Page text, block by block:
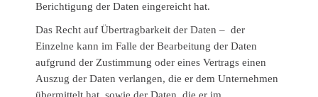
Berichtigung der Daten eingereicht hat.
Das Recht auf Übertragbarkeit der Daten – der
Einzelne kann im Falle der Bearbeitung der Daten
aufgrund der Zustimmung oder eines Vertrags einen
Auszug der Daten verlangen, die er dem Unternehmen